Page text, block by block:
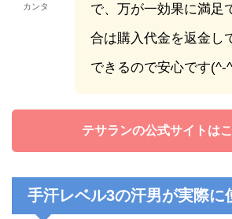
カンタ
で、万が一効果に満足
合は購入代金を返金し
できるので安心です(^-
テサランの公式サイトは
手汗レベル3の汗男が実際に